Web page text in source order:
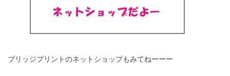
ブリッジプリントのネットショップもみてねーーー